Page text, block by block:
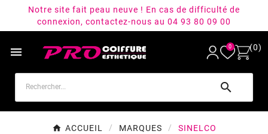
Notre site fait peau neuve ! En cas de difficulté de
connexion, contactez-nous au 04 93 80 09 00
 0 (0)

ACCUEIL MARQUES SINELCO